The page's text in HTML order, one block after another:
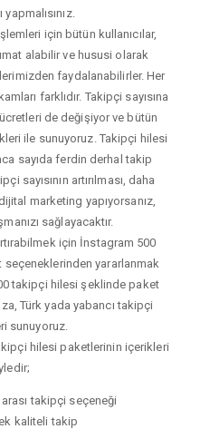
için bütün kullanıcılar,
alabilir ve hususi olarak
faydalanabilirler. Her
farklıdır. Takipçi sayısına
de değişiyor ve bütün
ile sunuyoruz. Takipçi hilesi
sayıda ferdin derhal takip
sayısının artırılması, daha
marketing yapıyorsanız,
sağlayacaktır.
için İnstagram 500
yararlanmak
takipçi hilesi şeklinde paket
Türk yada yabancı takipçi
sunuyoruz.
hilesi paketlerinin içerikleri
takipçi seçeneği
kaliteli takip